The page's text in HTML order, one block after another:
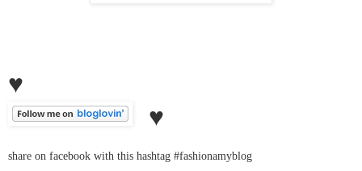
♥
♥
share on facebook with this hashtag #fashionamyblog